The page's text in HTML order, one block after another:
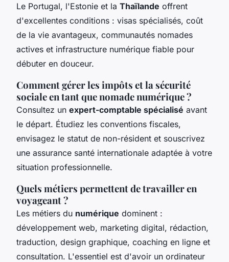
Le Portugal, l'Estonie et la Thaïlande offrent
d'excellentes conditions : visas spécialisés, coût
de la vie avantageux, communautés nomades
actives et infrastructure numérique fiable pour
débuter en douceur.
Comment gérer les impôts et la sécurité
sociale en tant que nomade numérique ?
Consultez un expert-comptable spécialisé avant
le départ. Étudiez les conventions fiscales,
envisagez le statut de non-résident et souscrivez
une assurance santé internationale adaptée à votre
situation professionnelle.
Quels métiers permettent de travailler en
voyageant ?
Les métiers du numérique dominent :
développement web, marketing digital, rédaction,
traduction, design graphique, coaching en ligne et
consultation. L'essentiel est d'avoir un ordinateur